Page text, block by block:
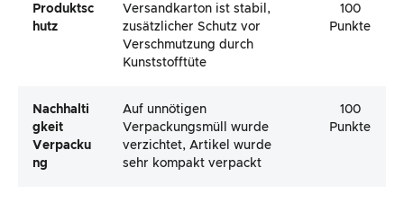
Produktsc
Hutz
Versandkarton ist stabil,
zusätzlicher Schutz vor
Verschmutzung durch
Kunststofftüte
100
Punkte
Nachhalti
Gkeit
Verpacku
Ng
Auf unnötigen
Verpackungsmüll wurde
verzichtet, Artikel wurde
sehr kompakt verpackt
100
Punkte